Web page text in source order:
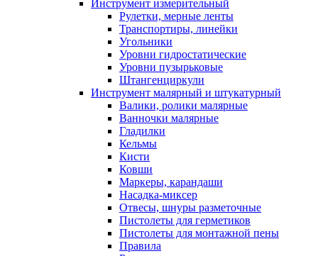
Инструмент измерительный
Рулетки, мерные ленты
Транспортиры, линейки
Угольники
Уровни гидростатические
Уровни пузырьковые
Штангенциркули
Инструмент малярный и штукатурный
Валики, ролики малярные
Ванночки малярные
Гладилки
Кельмы
Кисти
Ковши
Маркеры, карандаши
Насадка-миксер
Отвесы, шнуры разметочные
Пистолеты для герметиков
Пистолеты для монтажной пены
Правила